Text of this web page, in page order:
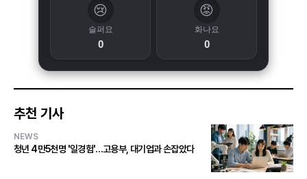
😢
슬퍼요
0
😡
화나요
0
추천 기사
NEWS
청년 4만5천명 '일경험'…고용부, 대기업과 손잡았다